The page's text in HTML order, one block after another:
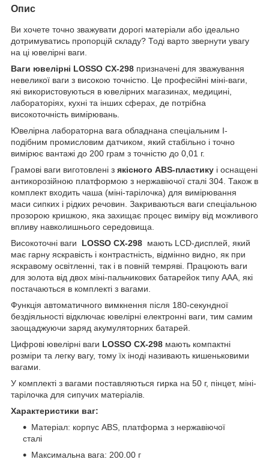
Опис
Ви хочете точно зважувати дорогі матеріали або ідеально
дотримуватись пропорцій складу? Тоді варто звернути увагу
на ці ювелірні ваги.
Ваги ювелірні LOSSO CX-298 призначені для зважування
невеликої ваги з високою точністю. Це професійні міні-ваги,
які використовуються в ювелірних магазинах, медицині,
лабораторіях, кухні та інших сферах, де потрібна
високоточність вимірювань.
Ювелірна лабораторна вага обладнана спеціальним I-
подібним промисловим датчиком, який стабільно і точно
вимірює вантажі до 200 грам з точністю до 0,01 г.
Грамові ваги виготовлені з якісного ABS-пластику і оснащені
антикорозійною платформою з нержавіючої сталі 304. Також в
комплект входить чаша (міні-тарілочка) для вимірювання
маси сипких і рідких речовин. Закриваються ваги спеціальною
прозорою кришкою, яка захищає процес виміру від можливого
впливу навколишнього середовища.
Високоточні ваги
LOSSO CX-298 мають LCD-дисплей, який
має гарну яскравість і контрастність, відмінно видно, як при
яскравому освітленні, так і в повній темряві. Працюють ваги
для золота від двох міні-пальчикових батарейок типу ААА, які
постачаються в комплекті з вагами.
Функція автоматичного вимкнення після 180-секундної
бездіяльності відключає ювелірні електронні ваги, тим самим
заощаджуючи заряд акумуляторних батарей.
Цифрові ювелірні ваги LOSSO CX-298 мають компактні
розміри та легку вагу, тому їх іноді називають кишеньковими
вагами.
У комплекті з вагами поставляються гирка на 50 г, пінцет, міні-
тарілочка для сипучих матеріалів.
Характеристики ваг:
Матеріал: корпус ABS, платформа з нержавіючої
сталі
Максимальна вага: 200.00 г